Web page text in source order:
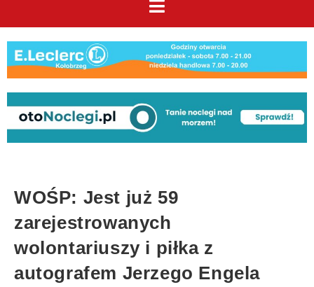
WOŚP: Jest już 59
zarejestrowanych
wolontariuszy i piłka z
autografem Jerzego Engela